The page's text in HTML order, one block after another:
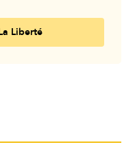
Liberté